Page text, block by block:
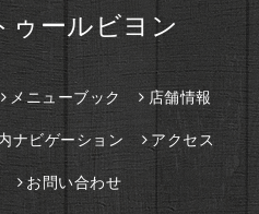
ゥールビヨン
メニューブック 店舗情報
ナビゲーション アクセス
お問い合わせ